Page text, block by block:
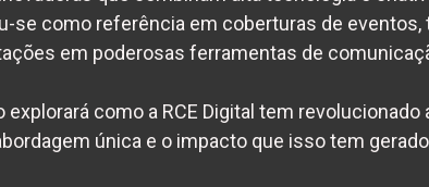
se como referência em coberturas de
em poderosas ferramentas de
explorará como a RCE Digital tem
única e o impacto que isso tem